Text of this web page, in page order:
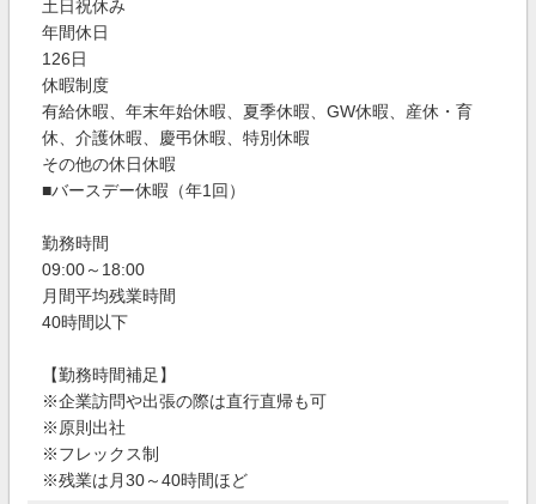
土日祝休み
年間休日
126日
休暇制度
有給休暇、年末年始休暇、夏季休暇、GW休暇、産休・育
休、介護休暇、慶弔休暇、特別休暇
その他の休日休暇
■バースデー休暇（年1回）
勤務時間
09:00～18:00
月間平均残業時間
40時間以下
【勤務時間補足】
※企業訪問や出張の際は直行直帰も可
※原則出社
※フレックス制
※残業は月30～40時間ほど